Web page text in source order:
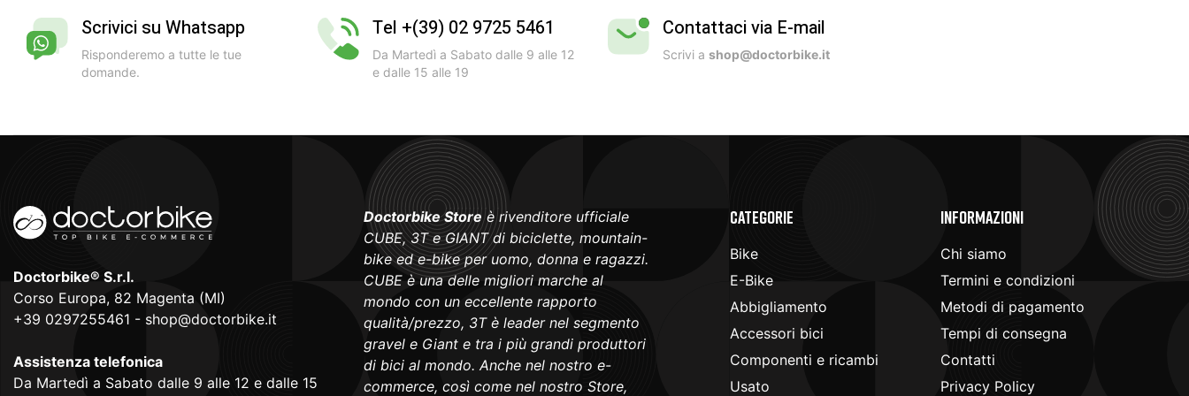
Scrivici su Whatsapp
Risponderemo a tutte le tue
domande.
Tel +(39) 02 9725 5461
Da Martedì a Sabato dalle 9 alle 12
e dalle 15 alle 19
Contattaci via E-mail
Scrivi ashop@doctorbike.it
Doctorbike® S.r.l.
Corso Europa, 82 Magenta (MI)
+39 0297255461 - shop@doctorbike.it
Assistenza telefonica
Da Martedì a Sabato dalle 9 alle 12 e dalle 15
Doctorbike Storeè rivenditore ufficiale
CUBE, 3T e GIANT di biciclette, mountain-
bike ed e-bike per uomo, donna e ragazzi.
CUBE è una delle migliori marche al
mondo con un eccellente rapporto
qualità/prezzo, 3T è leader nel segmento
gravel e Giant e tra i più grandi produttori
di bici al mondo. Anche nel nostro e-
commerce, così come nel nostro Store,
Categorie
Bike
E-Bike
Abbigliamento
Accessori bici
Componenti e ricambi
Usato
Informazioni
Chi siamo
Termini e condizioni
Metodi di pagamento
Tempi di consegna
Contatti
Privacy Policy